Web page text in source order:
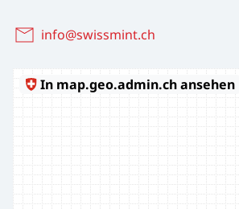
info@swissmint.ch